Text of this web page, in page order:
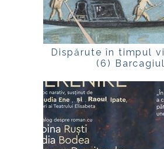
Dispărute în timpul
(6) Barcagiul